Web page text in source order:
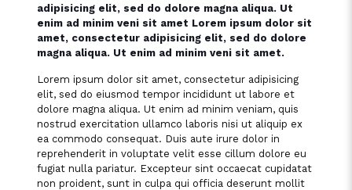
adipisicing elit, sed do dolore magna aliqua. Ut
enim ad minim veni sit amet Lorem ipsum dolor sit
amet, consectetur adipisicing elit, sed do dolore
magna aliqua. Ut enim ad minim veni sit amet.
Lorem ipsum dolor sit amet, consectetur adipisicing
elit, sed do eiusmod tempor incididunt ut labore et
dolore magna aliqua. Ut enim ad minim veniam, quis
nostrud exercitation ullamco laboris nisi ut aliquip ex
ea commodo consequat. Duis aute irure dolor in
reprehenderit in voluptate velit esse cillum dolore eu
fugiat nulla pariatur. Excepteur sint occaecat cupidatat
non proident, sunt in culpa qui officia deserunt mollit